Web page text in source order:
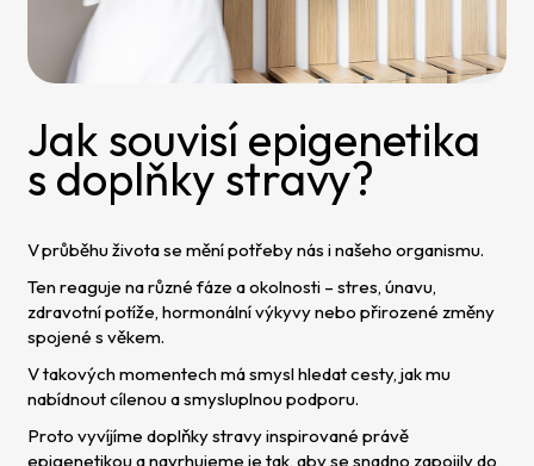
Jak souvisí epigenetika
s doplňky stravy?
V průběhu života se mění potřeby nás i našeho organismu.
Ten reaguje na různé fáze a okolnosti – stres, únavu,
zdravotní potíže, hormonální výkyvy nebo přirozené změny
spojené s věkem.
V takových momentech má smysl hledat cesty, jak mu
nabídnout cílenou a smysluplnou podporu.
Proto vyvíjíme doplňky stravy inspirované právě
epigenetikou a navrhujeme je tak, aby se snadno zapojily do